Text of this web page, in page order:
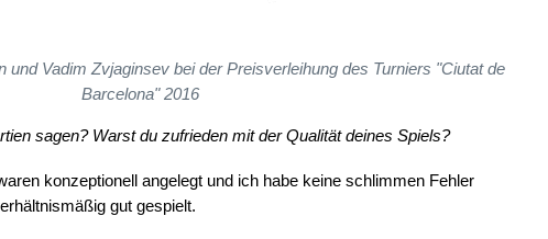
und Vadim Zvjaginsev bei der Preisverleihung des Turniers "Ciutat de
Barcelona" 2016
sagen? Warst du zufrieden mit der Qualität deines Spiels?
konzeptionell angelegt und ich habe keine schlimmen Fehler
gut gespielt.